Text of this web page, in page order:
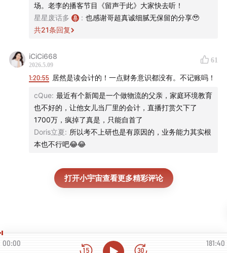
场。老李的播客节目《留声于此》大家快去听！
星星废话多
: 也感谢哥超真诚细腻无保留的分享🥹
共21条回复
iCiCi668
2026.5.09
61
1:20:55 居然是读会计的！一点财务意识都没有。不记账吗！
cQue: 最近有个新闻是一个做物流的父亲，家庭环境教育
也不好的，让他女儿当厂里的会计，直播打赏欠下了
1700万，疯掉了真是，只能自首了
Doris立夏: 所以考不上研也是有原因的，业务能力其实根
本也不行吧😂😂
打开小宇宙查看更多精彩评论
00:00 181:40